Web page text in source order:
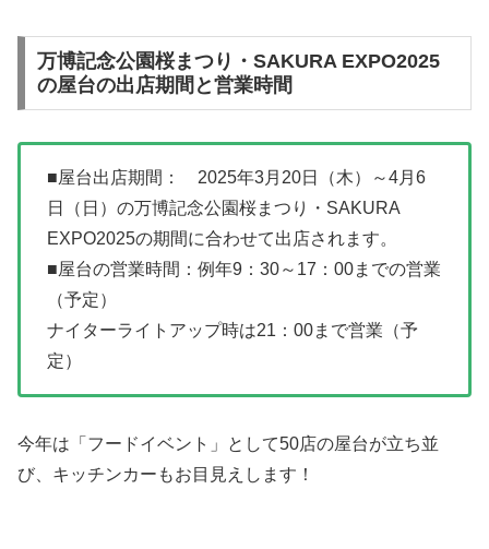
万博記念公園桜まつり・SAKURA EXPO2025
の屋台の出店期間と営業時間
■屋台出店期間： 2025年3月20日（木）～4月6
日（日）の万博記念公園桜まつり・SAKURA
EXPO2025の期間に合わせて出店されます。
■屋台の営業時間：例年9：30～17：00までの営業
（予定）
ナイターライトアップ時は21：00まで営業（予
定）
今年は「フードイベント」として50店の屋台が立ち並
び、キッチンカーもお目見えします！